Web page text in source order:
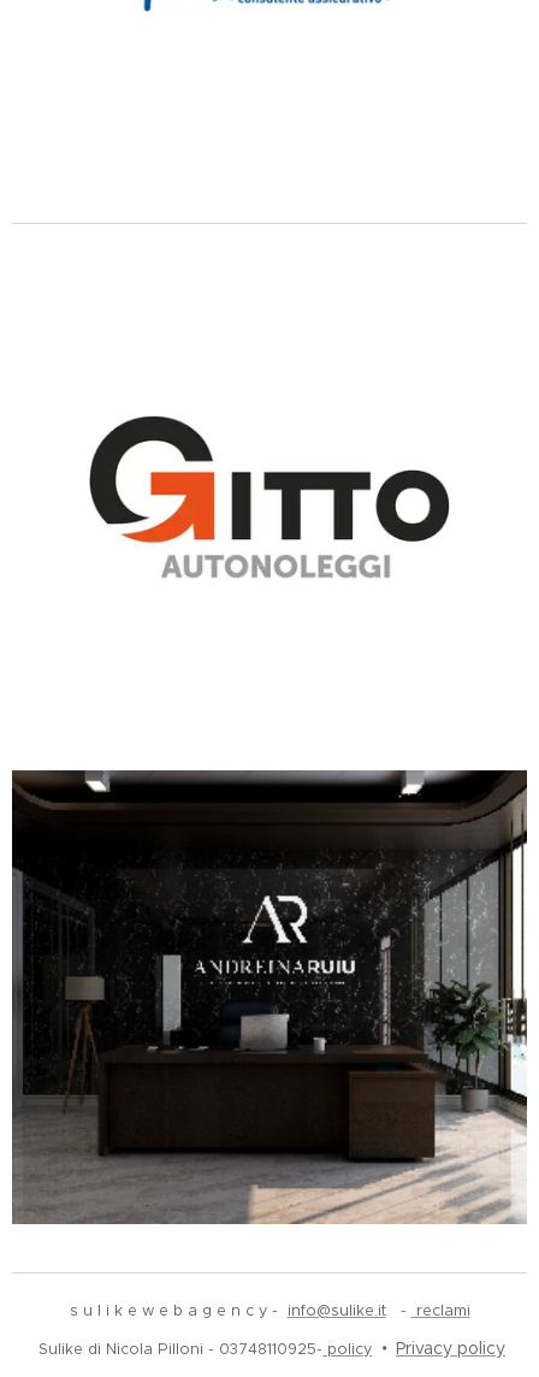
s u l i k e w e b a g e n c y - info@sulike.it- reclami
Sulike di Nicola Pilloni - 03748110925- policy
Privacy policy